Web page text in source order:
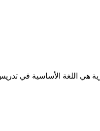
هي اللغة الأساسية في